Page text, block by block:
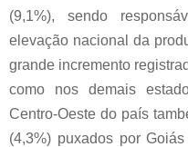
(9,1%), sendo
elevação nacional da
grande incremento
como nos demais
Centro-Oeste do país
(4,3%) puxados por